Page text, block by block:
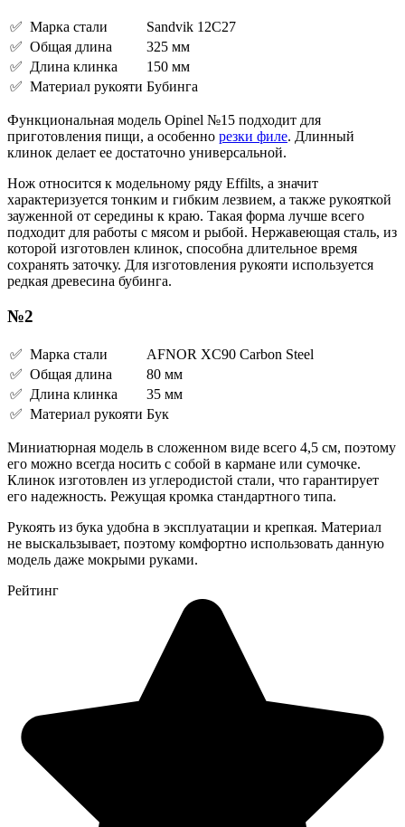
✅ Марка стали
Sandvik 12C27
✅ Общая длина
325 мм
✅ Длина клинка
150 мм
✅ Материал рукояти Бубинга
Функциональная модель Opinel №15 подходит для
приготовления пищи, а особенно резки филе. Длинный
клинок делает ее достаточно универсальной.
Нож относится к модельному ряду Effilts, а значит
характеризуется тонким и гибким лезвием, а также рукояткой
зауженной от середины к краю. Такая форма лучше всего
подходит для работы с мясом и рыбой. Нержавеющая сталь, из
которой изготовлен клинок, способна длительное время
сохранять заточку. Для изготовления рукояти используется
редкая древесина бубинга.
№2
✅ Марка стали
AFNOR XC90 Carbon Steel
✅ Общая длина
80 мм
✅ Длина клинка
35 мм
✅ Материал рукояти Бук
Миниатюрная модель в сложенном виде всего 4,5 см, поэтому
его можно всегда носить с собой в кармане или сумочке.
Клинок изготовлен из углеродистой стали, что гарантирует
его надежность. Режущая кромка стандартного типа.
Рукоять из бука удобна в эксплуатации и крепкая. Материал
не выскальзывает, поэтому комфортно использовать данную
модель даже мокрыми руками.
Рейтинг